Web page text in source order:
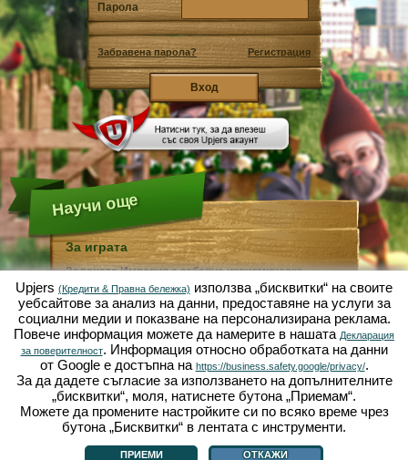
Парола
Забравена парола? Регистрация
Научи още
За играта
Зелената Империя е забавна икономическа
симулация, фокусирана върху градинарството и
земеделието. Като уеб базирана игра, тя върви
изцяло и само във вашия браузър, без нужда от
допълнително инсталиране или изтегляне!
Получавайки задачата да бъдете индустриaлно
градинско джудже, Вие ще можете да създадете
своя собствена райска градина. Маруля, моркови,
ягоди, спанак или лук - от Вас зависи какво ще
отглеждате. Посетете приятелския град Зелената
Долина, за да търгувате с други играчи, да купувате
растения, семена или украса за своята градина,
изпълнявайте заявките на своите клиенти и бъдете
винаги добър съсед ... a може да се събудите един
ден и да откриете своята градина, опустошена от
За играта|История|| Правила и ограничения|Защита на данни|
Управлявай Бисквитки
Upjers (Кредити & Правна бележка) използва „бисквитки“ на своите
уебсайтове за анализ на данни, предоставяне на услуги за
социални медии и показване на персонализирана реклама.
Повече информация можете да намерите в нашата Декларация
за поверителност. Информация относно обработката на данни
от Google е достъпна на https://business.safety.google/privacy/.
За да дадете съгласие за използването на допълнителните
„бисквитки“, моля, натиснете бутона „Приемам“.
Можете да промените настройките си по всяко време чрез
бутона „Бисквитки“ в лентата с инструменти.
ПРИЕМИ ОТКАЖИ